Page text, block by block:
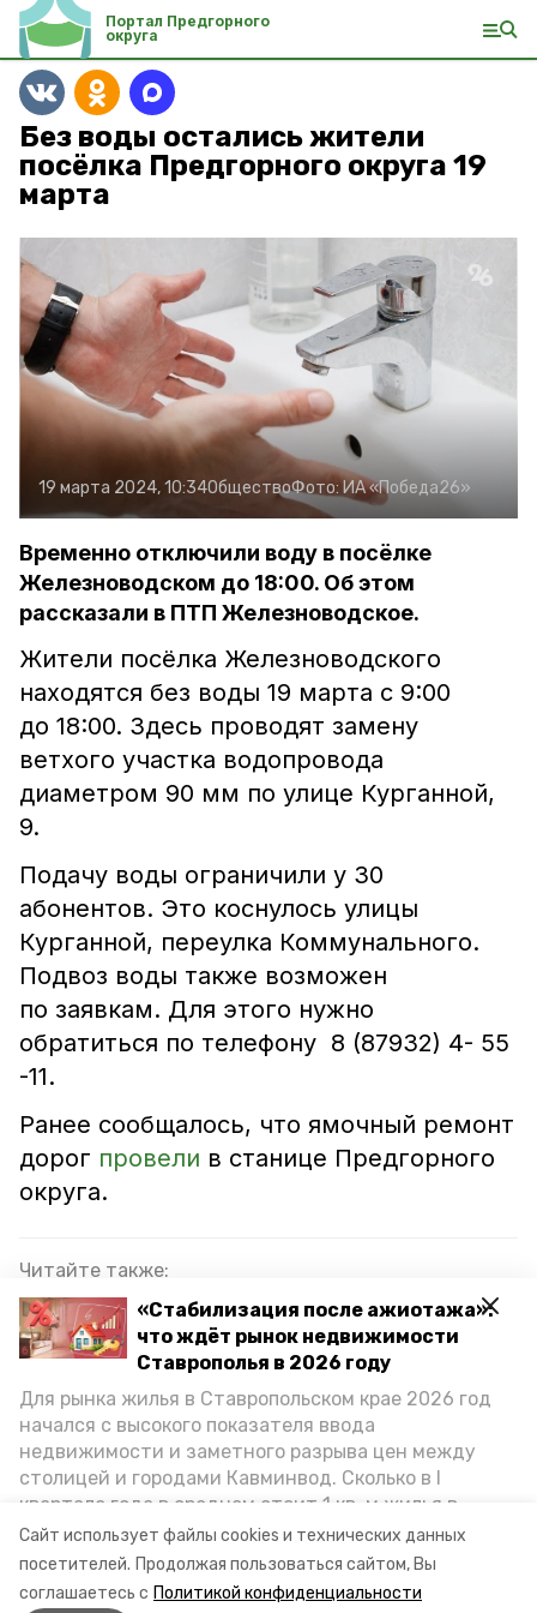
Сайт использует файлы cookies и технических данных
посетителей. Продолжая пользоваться сайтом, Вы
соглашаетесь с Политикой конфиденциальности
«Стабилизация после ажиотажа»:
что ждёт рынок недвижимости
Ставрополья в 2026 году
Для рынка жилья в Ставропольском крае 2026 год
начался с высокого показателя ввода
недвижимости и заметного разрыва цен между
столицей и городами Кавминвод. Сколько в I
квартале года в среднем стоит 1 кв. м жилья в
городах и округах региона, как изменился спрос на
первичку и вторичку, какова себестоимость
стройки собственного жилья в этом году и какие
Портал Предгорного
округа
Без воды остались жители
посёлка Предгорного округа 19
марта
19 марта 2024, 10:34ОбществоФото: ИА «Победа26»
Временно отключили воду в посёлке
Железноводском до 18:00. Об этом
рассказали в ПТП Железноводское.
Жители посёлка Железноводского
находятся без воды 19 марта с 9:00
до 18:00. Здесь проводят замену
ветхого участка водопровода
диаметром 90 мм по улице Курганной,
9.
Подачу воды ограничили у 30
абонентов. Это коснулось улицы
Курганной, переулка Коммунального.
Подвоз воды также возможен
по заявкам. Для этого нужно
обратиться по телефону 8 (87932) 4- 55
-11.
Ранее сообщалось, что ямочный ремонт
дорог провели в станице Предгорного
округа.
Читайте также:
Губернатор Ставрополья посетил обновлённую
школу в Предгорном округе
присоединятся к президентскому нацпроекту
Крыши четырёх многоэтажек отремонтировали
на Ставрополье
вода водоснабжение предгорный округ